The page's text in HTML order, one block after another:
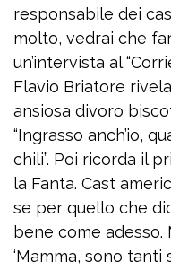
responsabile dei
molto, vedrai che
un’intervista al
Flavio Briatore
ansiosa divoro
“Ingrasso anch’io,
chili”. Poi ricorda il
la Fanta. Cast
se per quello che
bene come adesso.
‘Mamma, sono tanti